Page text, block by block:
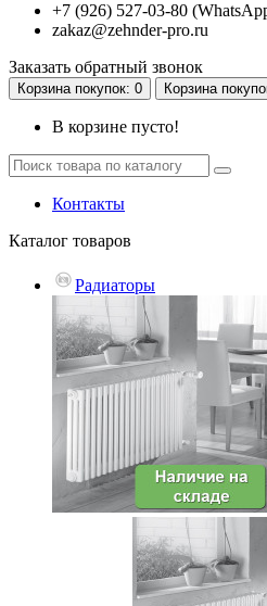
+7 (926) 527-03-80
zakaz@zehnder-pro.ru
Заказать обратный звонок
Корзинапокупок: 0 Корзина
В корзине пусто!
Контакты
Каталог товаров
Радиаторы